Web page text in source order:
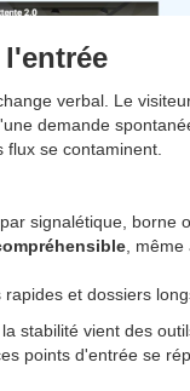
verbal. Le
demande
flux se contaminent.
signalétique, borne
, même
et dossiers
stabilité vient des
points d'entrée se